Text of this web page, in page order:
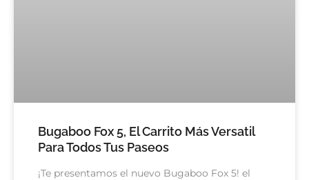
Bugaboo Fox 5, El Carrito Más Versatil
Para Todos Tus Paseos
¡Te presentamos el nuevo Bugaboo Fox 5! el